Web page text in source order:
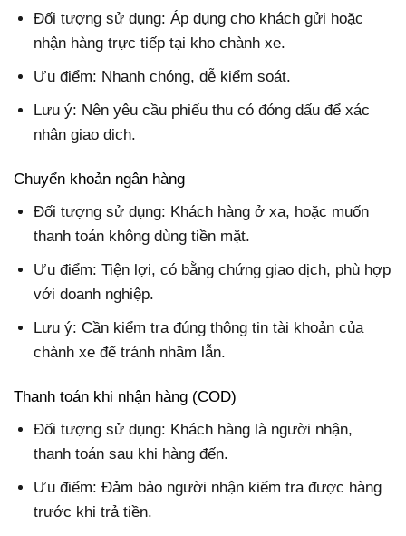
Đối tượng sử dụng: Áp dụng cho khách gửi hoặc
nhận hàng trực tiếp tại kho chành xe.
Ưu điểm: Nhanh chóng, dễ kiểm soát.
Lưu ý: Nên yêu cầu phiếu thu có đóng dấu để xác
nhận giao dịch.
Chuyển khoản ngân hàng
Đối tượng sử dụng: Khách hàng ở xa, hoặc muốn
thanh toán không dùng tiền mặt.
Ưu điểm: Tiện lợi, có bằng chứng giao dịch, phù hợp
với doanh nghiệp.
Lưu ý: Cần kiểm tra đúng thông tin tài khoản của
chành xe để tránh nhầm lẫn.
Thanh toán khi nhận hàng (COD)
Đối tượng sử dụng: Khách hàng là người nhận,
thanh toán sau khi hàng đến.
Ưu điểm: Đảm bảo người nhận kiểm tra được hàng
trước khi trả tiền.